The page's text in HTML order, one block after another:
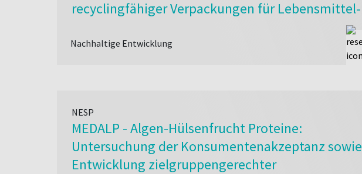
recyclingfähiger Verpackungen für Lebensmittel-
Nachhaltige Entwicklung
NESP
MEDALP - Algen-Hülsenfrucht Proteine:
Untersuchung der Konsumentenakzeptanz sowie
Entwicklung zielgruppengerechter